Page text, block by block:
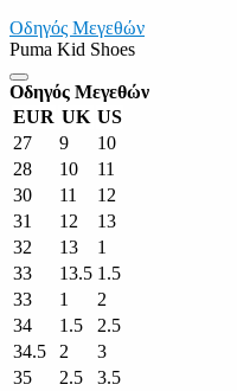
Οδηγός Μεγεθών
Puma Kid Shoes
Οδηγός Μεγεθών
EUR UK US
27
9
10
28
10
11
30
11
12
31
12
13
32
13
1
33
13.5 1.5
33
1
2
34
1.5
2.5
34.5
2
3
35
2.5
3.5